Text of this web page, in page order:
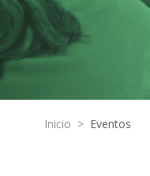
Inicio > Eventos